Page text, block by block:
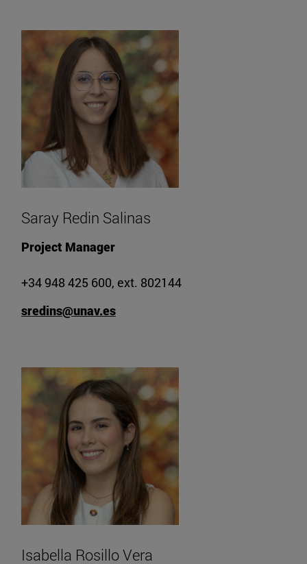
Saray Redin Salinas
Project Manager
+34 948 425 600, ext. 802144
sredins@unav.es
Isabella Rosillo Vera